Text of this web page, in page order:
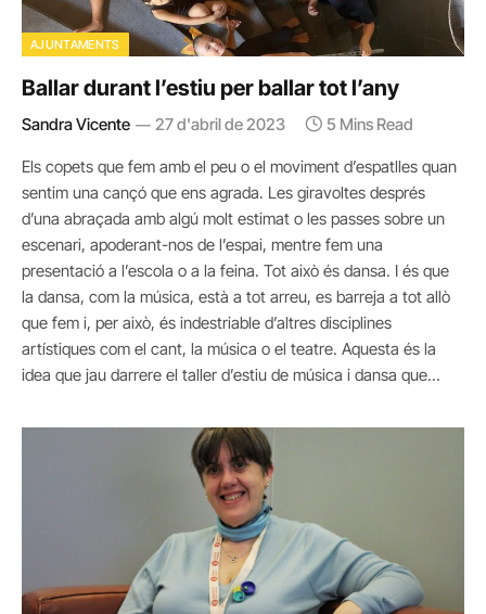
AJUNTAMENTS
Ballar durant l’estiu per ballar tot l’any
Sandra Vicente 27 d'abril de 2023 5 Mins Read
Els copets que fem amb el peu o el moviment d’espatlles quan
sentim una cançó que ens agrada. Les giravoltes després
d’una abraçada amb algú molt estimat o les passes sobre un
escenari, apoderant-nos de l’espai, mentre fem una
presentació a l’escola o a la feina. Tot això és dansa. I és que
la dansa, com la música, està a tot arreu, es barreja a tot allò
que fem i, per això, és indestriable d’altres disciplines
artístiques com el cant, la música o el teatre. Aquesta és la
idea que jau darrere el taller d’estiu de música i dansa que…